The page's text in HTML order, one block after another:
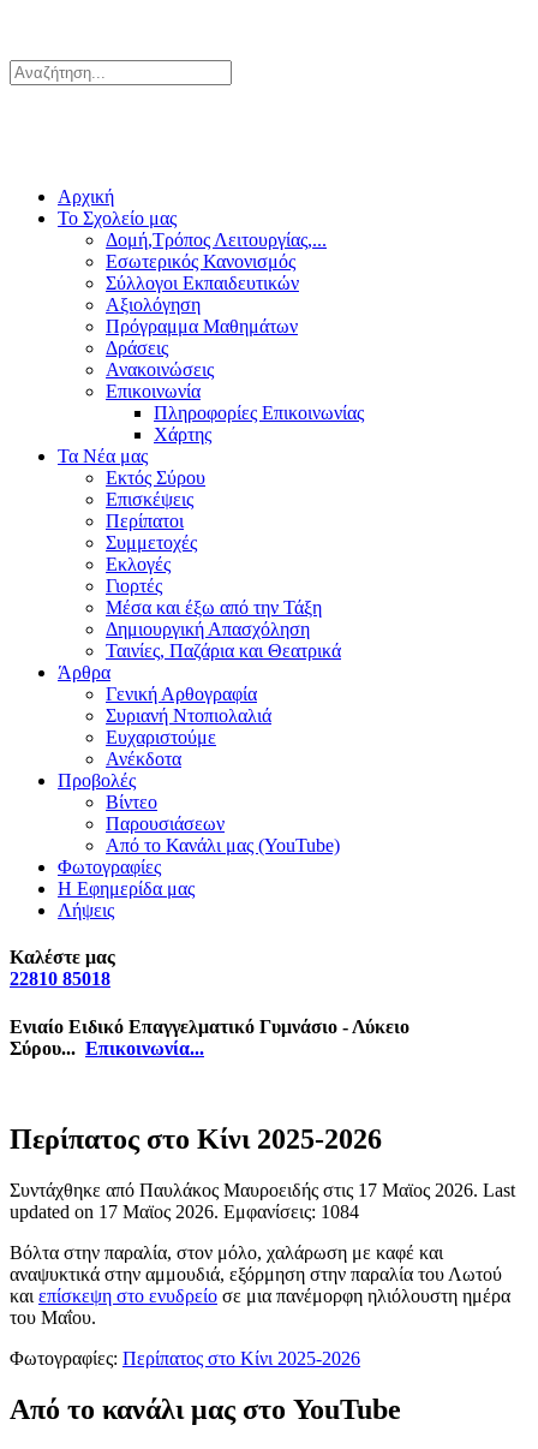
Αρχική
Το Σχολείο μας
Δομή,Τρόπος Λειτουργίας,...
Εσωτερικός Κανονισμός
Σύλλογοι Εκπαιδευτικών
Αξιολόγηση
Πρόγραμμα Μαθημάτων
Δράσεις
Ανακοινώσεις
Επικοινωνία
Πληροφορίες Επικοινωνίας
Χάρτης
Τα Νέα μας
Εκτός Σύρου
Επισκέψεις
Περίπατοι
Συμμετοχές
Εκλογές
Γιορτές
Μέσα και έξω από την Τάξη
Δημιουργική Απασχόληση
Ταινίες, Παζάρια και Θεατρικά
Άρθρα
Γενική Αρθογραφία
Συριανή Ντοπιολαλιά
Ευχαριστούμε
Ανέκδοτα
Προβολές
Βίντεο
Παρουσιάσεων
Από το Κανάλι μας (YouTube)
Φωτογραφίες
Η Εφημερίδα μας
Λήψεις
Καλέστε μας
22810 85018
Ενιαίο Ειδικό Επαγγελματικό Γυμνάσιο - Λύκειο
Σύρου... Επικοινωνία...
Περίπατος στο Κίνι 2025-2026
Συντάχθηκε από Παυλάκος Μαυροειδής στις 17 Μαϊος 2026. Last
updated on 17 Μαϊος 2026. Εμφανίσεις: 1084
Βόλτα στην παραλία, στον μόλο, χαλάρωση με καφέ και
αναψυκτικά στην αμμουδιά, εξόρμηση στην παραλία του Λωτού
και επίσκεψη στο ενυδρείο σε μια πανέμορφη ηλιόλουστη ημέρα
του Μαΐου.
Φωτογραφίες: Περίπατος στο Κίνι 2025-2026
Από το κανάλι μας στο YouTube